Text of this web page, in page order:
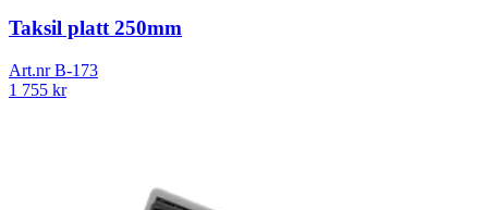
Taksil platt 250mm
Art.nrB-173
1 755 kr